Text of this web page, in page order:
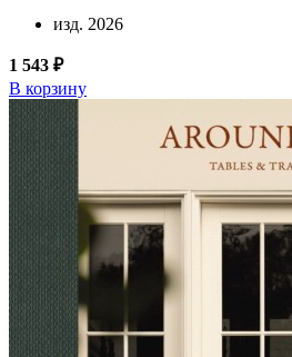
изд. 2026
1 543 ₽
В корзину